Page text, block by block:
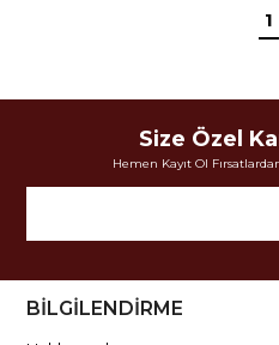
1
Size Özel
Hemen Kayıt Ol
BİLGİLENDİRME